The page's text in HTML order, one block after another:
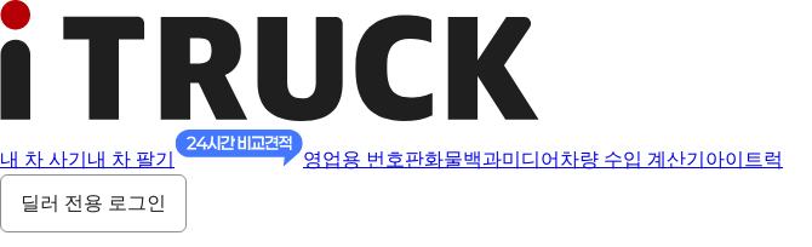
내 차 사기 내 차 팔기 영업용 번호판화물백과미디어 차량 수입 계산기 아이트럭
딜러 전용 로그인